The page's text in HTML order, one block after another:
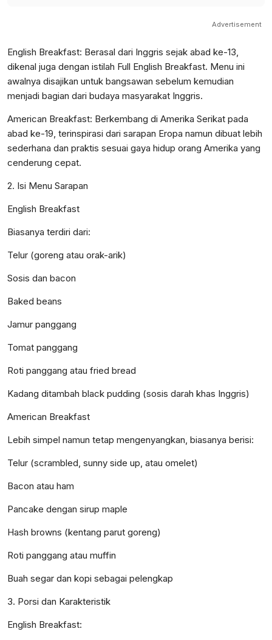
Advertisement
English Breakfast: Berasal dari Inggris sejak abad ke-13,
dikenal juga dengan istilah Full English Breakfast. Menu ini
awalnya disajikan untuk bangsawan sebelum kemudian
menjadi bagian dari budaya masyarakat Inggris.
American Breakfast: Berkembang di Amerika Serikat pada
abad ke-19, terinspirasi dari sarapan Eropa namun dibuat lebih
sederhana dan praktis sesuai gaya hidup orang Amerika yang
cenderung cepat.
2. Isi Menu Sarapan
English Breakfast
Biasanya terdiri dari:
Telur (goreng atau orak-arik)
Sosis dan bacon
Baked beans
Jamur panggang
Tomat panggang
Roti panggang atau fried bread
Kadang ditambah black pudding (sosis darah khas Inggris)
American Breakfast
Lebih simpel namun tetap mengenyangkan, biasanya berisi:
Telur (scrambled, sunny side up, atau omelet)
Bacon atau ham
Pancake dengan sirup maple
Hash browns (kentang parut goreng)
Roti panggang atau muffin
Buah segar dan kopi sebagai pelengkap
3. Porsi dan Karakteristik
English Breakfast: